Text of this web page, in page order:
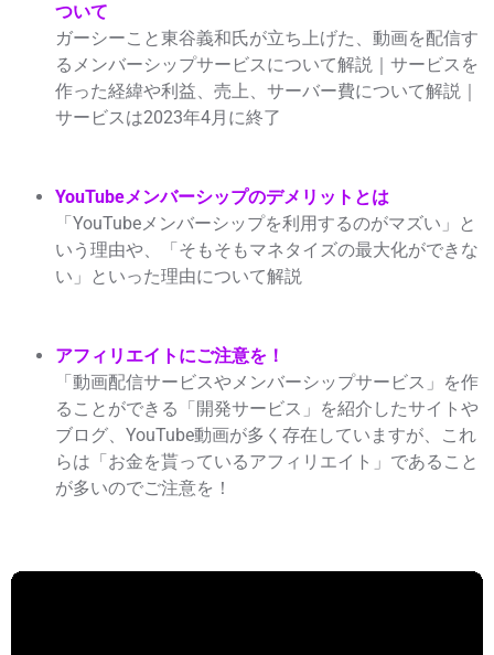
ついて
ガーシーこと東谷義和氏が立ち上げた、動画を配信す
るメンバーシップサービスについて解説｜サービスを
作った経緯や利益、売上、サーバー費について解説｜
サービスは2023年4月に終了
YouTubeメンバーシップのデメリットとは
「YouTubeメンバーシップを利用するのがマズい」と
いう理由や、「そもそもマネタイズの最大化ができな
い」といった理由について解説
アフィリエイトにご注意を！
「動画配信サービスやメンバーシップサービス」を作
ることができる「開発サービス」を紹介したサイトや
ブログ、YouTube動画が多く存在していますが、これ
らは「お金を貰っているアフィリエイト」であること
が多いのでご注意を！